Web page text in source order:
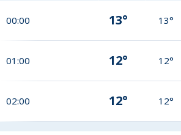
00:00 13° 13°
01:00 12° 12°
02:00 12° 12°